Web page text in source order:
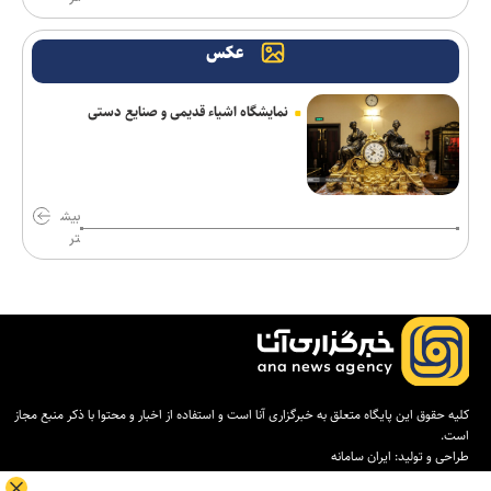
اکسیوس: ترامپ در «شن‌زار سیاسی» خود گرفتار شده است
مدیر فرودگاه صنعاء: محاصره عربستان ۲۴ میلیون مسافر را محروم
۱۱ سناتور دموکرات خواستار خروج آمریکا از جنگ با ایران شدند
حشد شعبی تحرکات تروریست‌ها در مرز عراق و سوریه را رصد می‌کند
دانشگاه آزاد یزد کلید خورد
متفاوت مواجهه با امام رضا (ع)
ارسال حدود ۲ هزار اثر به جشنواره بین‌المللی فیلم فضای باز ایران
عکس
نمایشگاه اشیاء قدیمی و صنایع دستی
بیش
تر
کلیه حقوق این پایگاه متعلق به خبرگزاری آنا است و استفاده از اخبار و محتوا با ذکر منبع مجاز
است.
طراحی و تولید: ایران سامانه